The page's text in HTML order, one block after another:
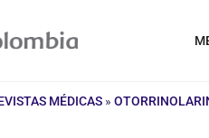
MÉDICAS »